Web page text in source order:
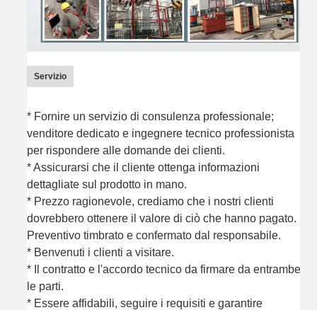
Servizio
* Fornire un servizio di consulenza professionale;
venditore dedicato e ingegnere tecnico professionista
per rispondere alle domande dei clienti.
* Assicurarsi che il cliente ottenga informazioni
dettagliate sul prodotto in mano.
* Prezzo ragionevole, crediamo che i nostri clienti
dovrebbero ottenere il valore di ciò che hanno pagato.
Preventivo timbrato e confermato dal responsabile.
* Benvenuti i clienti a visitare.
* Il contratto e l'accordo tecnico da firmare da entrambe
le parti.
* Essere affidabili, seguire i requisiti e garantire